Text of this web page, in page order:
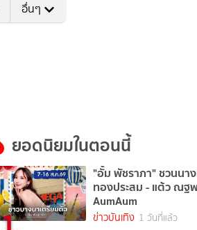
อื่นๆ
ยอดนิยมในตอนนี้
"อั้ม พัชราภา" ชวนนา
ทองประสม - แต้ว ณฐ
AumAum
ข่าวบันเทิง 1 วันที่แล้ว